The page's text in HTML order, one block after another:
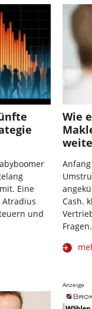
Eine
Atradius
und
Wie
Cash.
Fragen.
Anzeige